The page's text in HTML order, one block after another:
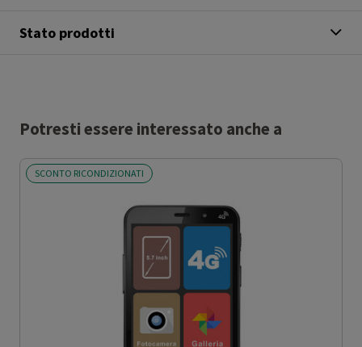
Stato prodotti
Potresti essere interessato anche a
SCONTO RICONDIZIONATI